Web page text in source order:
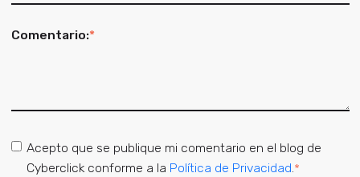
Comentario:*
Acepto que se publique mi comentario en el blog de
Cyberclick conforme a la Política de Privacidad *